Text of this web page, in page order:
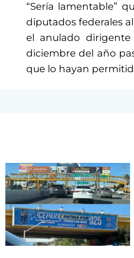
“Sería lamentable”
diputados federales
el anulado dirigente
diciembre del año
que lo hayan